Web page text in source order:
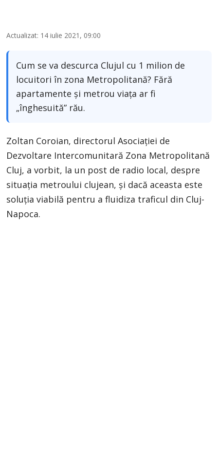
Actualizat: 14 iulie 2021, 09:00
Cum se va descurca Clujul cu 1 milion de
locuitori în zona Metropolitană? Fără
apartamente și metrou viața ar fi
„înghesuită” rău.
Zoltan Coroian, directorul Asociației de
Dezvoltare Intercomunitară Zona Metropolitană
Cluj, a vorbit, la un post de radio local, despre
situația metroului clujean, și dacă aceasta este
soluția viabilă pentru a fluidiza traficul din Cluj-
Napoca.